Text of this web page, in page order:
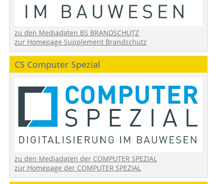
zu den Mediadaten BS BRANDSCHUTZ
zur Homepage Supplement Brandschutz
CS Computer Spezial
zu den Mediadaten der COMPUTER SPEZIAL
zur Homepage der COMPUTER SPEZIAL